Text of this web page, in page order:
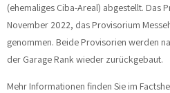
(ehemaliges Ciba-Areal) abgestellt. Das
November 2022, das Provisorium
genommen. Beide Provisorien werden
der Garage Rank wieder zurückgebaut.
Mehr Informationen finden Sie im